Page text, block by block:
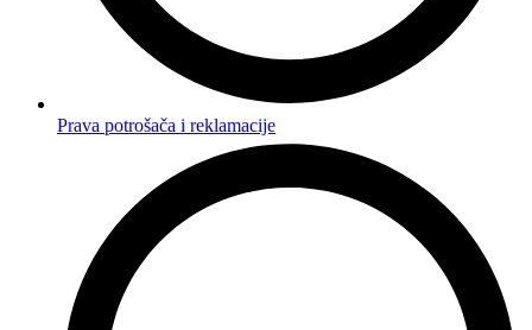
Prava potrošača i reklamacije